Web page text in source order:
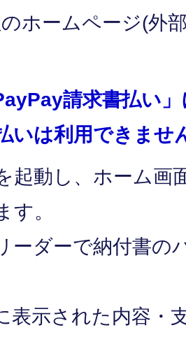
ホームページ(外
請求書払い
いは利用できませ
起動し、ホーム画
す。
ーダーで納付書の
表示された内容・